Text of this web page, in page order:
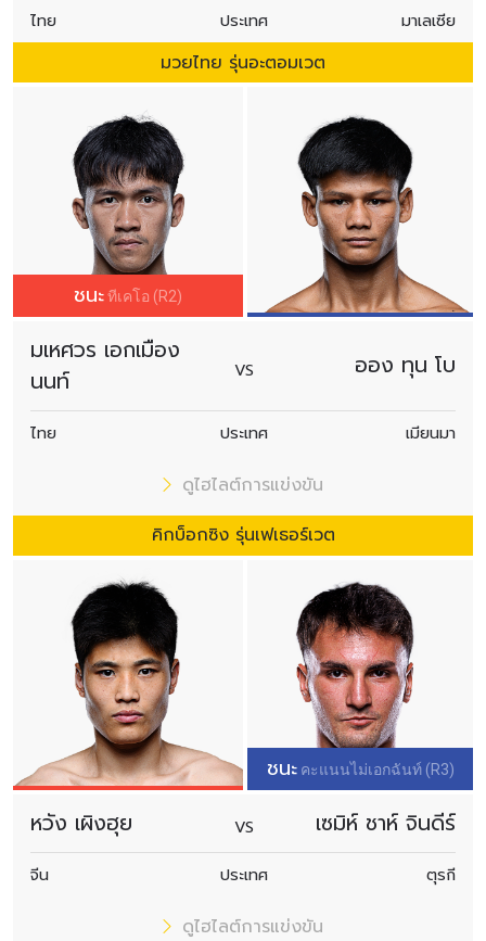
ไทย ประเทศ มาเลเซีย
มวยไทย รุ่นอะตอมเวต
ชนะทีเคโอ (R2)
มเหศวร เอกเมือง
นนท์
VS ออง ทุน โบ
ไทย ประเทศ เมียนมา
ดูไฮไลต์การแข่งขัน
คิกบ็อกซิง รุ่นเฟเธอร์เวต
ชนะ คะแนนไม่เอกฉันท์ (R3)
หวัง เผิงฮุย VS เซมิห์ ชาห์ จินดีร์
จีน ประเทศ ตุรกี
ดูไฮไลต์การแข่งขัน
คู่แข่ง
สมัครเพื่อไม่พลาดข่าวเด็ด
เพื่อไม่พลาดข่าวสารของ ONE รีบลงทะเบียนตอนนี้
เพื่อรับข้อมูลอัปเดตล่าสุดก่อนใคร รวมทั้งข้อเสนอ
และสิทธิพิเศษในการเลือกที่นั่งที่ดีที่สุดในสนาม
อีเมล
ชื่อ
สมัคร
การส่งแบบฟอร์มนี้ถือว่าท่านให้ความยินยอมให้เรา
รวบรวม ใช้งาน และเปิดเผยข้อมูลของท่านภายใต้
นโยบายความเป็นส่วนตัวของเรา ท่านสามารถ
ยกเลิกการสมัครรับข่าวสารได้ตลอดเวลา